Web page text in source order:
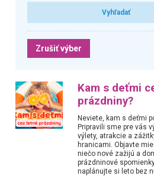
Zrušiť výber
Kam s deťmi
prázdniny?
Neviete, kam s deťmi
Pripravili sme pre vás
výlety, atrakcie a
hranicami. Objavte
niečo nové zažijú a
prázdninové
naplánujte si leto bez